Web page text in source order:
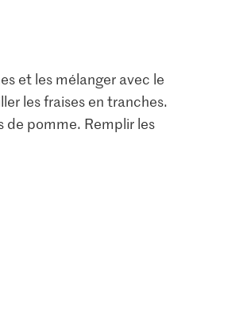
et les mélanger avec le
les fraises en tranches.
de pomme. Remplir les